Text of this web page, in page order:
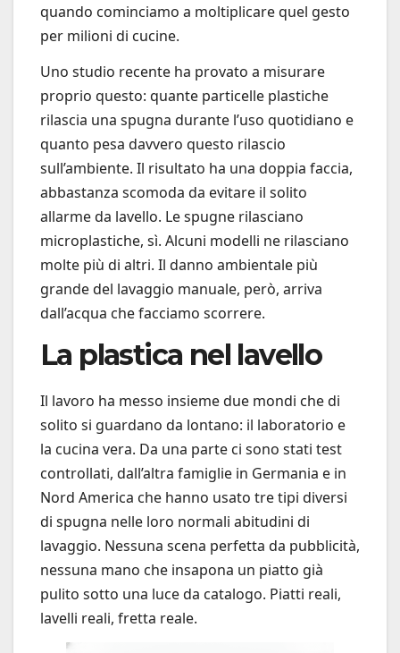
quando cominciamo a moltiplicare quel gesto
per milioni di cucine.
Uno studio recente ha provato a misurare
proprio questo: quante particelle plastiche
rilascia una spugna durante l’uso quotidiano e
quanto pesa davvero questo rilascio
sull’ambiente. Il risultato ha una doppia faccia,
abbastanza scomoda da evitare il solito
allarme da lavello. Le spugne rilasciano
microplastiche, sì. Alcuni modelli ne rilasciano
molte più di altri. Il danno ambientale più
grande del lavaggio manuale, però, arriva
dall’acqua che facciamo scorrere.
La plastica nel lavello
Il lavoro ha messo insieme due mondi che di
solito si guardano da lontano: il laboratorio e
la cucina vera. Da una parte ci sono stati test
controllati, dall’altra famiglie in Germania e in
Nord America che hanno usato tre tipi diversi
di spugna nelle loro normali abitudini di
lavaggio. Nessuna scena perfetta da pubblicità,
nessuna mano che insapona un piatto già
pulito sotto una luce da catalogo. Piatti reali,
lavelli reali, fretta reale.